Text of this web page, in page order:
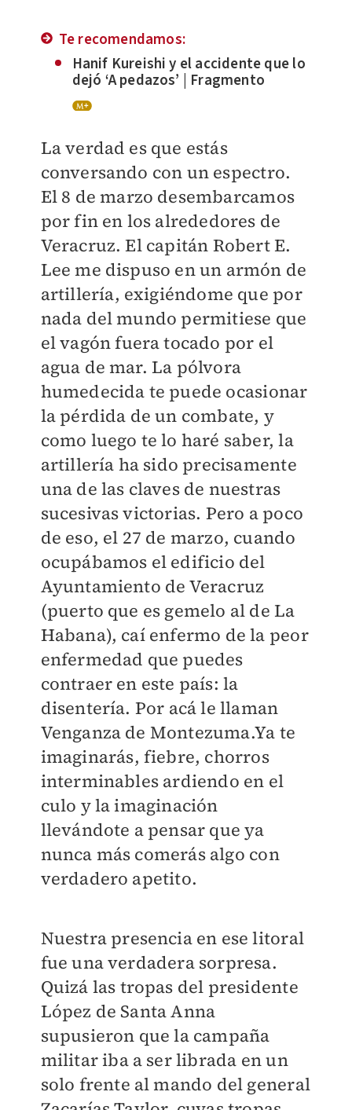
Te recomendamos:
Hanif Kureishi y el accidente que lo
dejó ‘A pedazos’ | Fragmento
La verdad es que estás
conversando con un espectro.
El 8 de marzo desembarcamos
por fin en los alrededores de
Veracruz. El capitán Robert E.
Lee me dispuso en un armón de
artillería, exigiéndome que por
nada del mundo permitiese que
el vagón fuera tocado por el
agua de mar. La pólvora
humedecida te puede ocasionar
la pérdida de un combate, y
como luego te lo haré saber, la
artillería ha sido precisamente
una de las claves de nuestras
sucesivas victorias. Pero a poco
de eso, el 27 de marzo, cuando
ocupábamos el edificio del
Ayuntamiento de Veracruz
(puerto que es gemelo al de La
Habana), caí enfermo de la peor
enfermedad que puedes
contraer en este país: la
disentería. Por acá le llaman
Venganza de Montezuma.Ya te
imaginarás, fiebre, chorros
interminables ardiendo en el
culo y la imaginación
llevándote a pensar que ya
nunca más comerás algo con
verdadero apetito.
Nuestra presencia en ese litoral
fue una verdadera sorpresa.
Quizá las tropas del presidente
López de Santa Anna
supusieron que la campaña
militar iba a ser librada en un
solo frente al mando del general